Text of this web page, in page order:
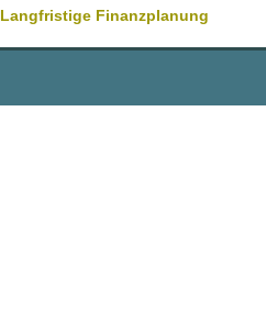
Langfristige Finanzplanung